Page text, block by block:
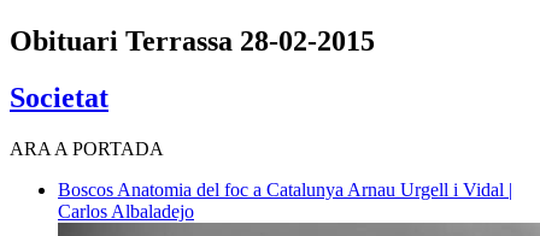
Obituari Terrassa 28-02-2015
Societat
ARA A PORTADA
Boscos Anatomia del foc a Catalunya Arnau Urgell i Vidal |
Carlos Albaladejo